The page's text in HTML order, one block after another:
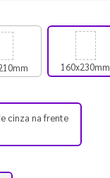
160x230mm
cinza na frente